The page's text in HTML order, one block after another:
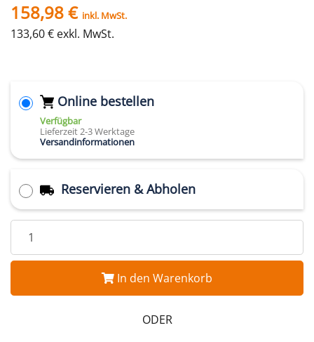
158,98 € inkl. MwSt.
133,60 € exkl. MwSt.
Online bestellen
Verfügbar
Lieferzeit 2-3 Werktage
Versandinformationen
Reservieren & Abholen
In den Warenkorb
ODER